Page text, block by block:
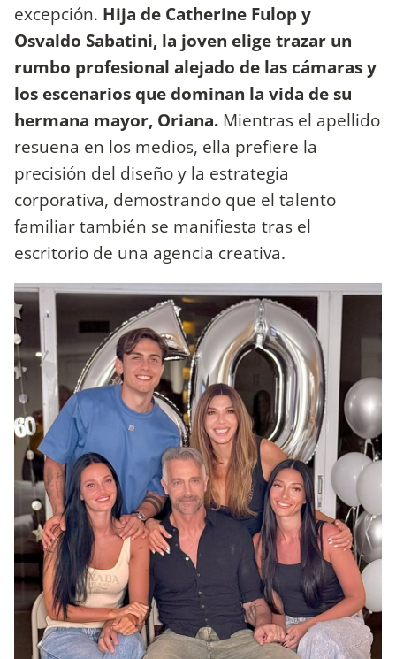
excepción. Hija de Catherine Fulop y
Osvaldo Sabatini, la joven elige trazar un
rumbo profesional alejado de las cámaras y
los escenarios que dominan la vida de su
hermana mayor, Oriana. Mientras el apellido
resuena en los medios, ella prefiere la
precisión del diseño y la estrategia
corporativa, demostrando que el talento
familiar también se manifiesta tras el
escritorio de una agencia creativa.